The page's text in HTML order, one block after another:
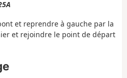
et reprendre à gauche par la
et rejoindre le point de départ